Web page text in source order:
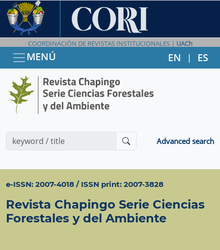
COORDINACIÓN DE REVISTAS INSTITUCIONALES | UACh
MENÚ EN | ES
Advanced search
e-ISSN: 2007-4018 / ISSN print: 2007-3828
Revista Chapingo Serie Ciencias
Forestales y del Ambiente